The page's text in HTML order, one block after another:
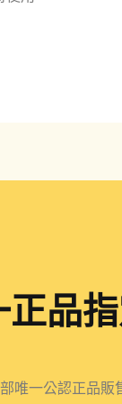
品
唯一公認正品販